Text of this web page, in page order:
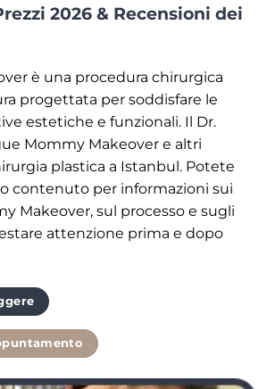
2026 & Recensioni dei
è una procedura chirurgica
progettata per soddisfare le
estetiche e funzionali. Il Dr.
Mommy Makeover e altri
plastica a Istanbul. Potete
contenuto per informazioni sui
Makeover, sul processo e sugli
attenzione prima e dopo